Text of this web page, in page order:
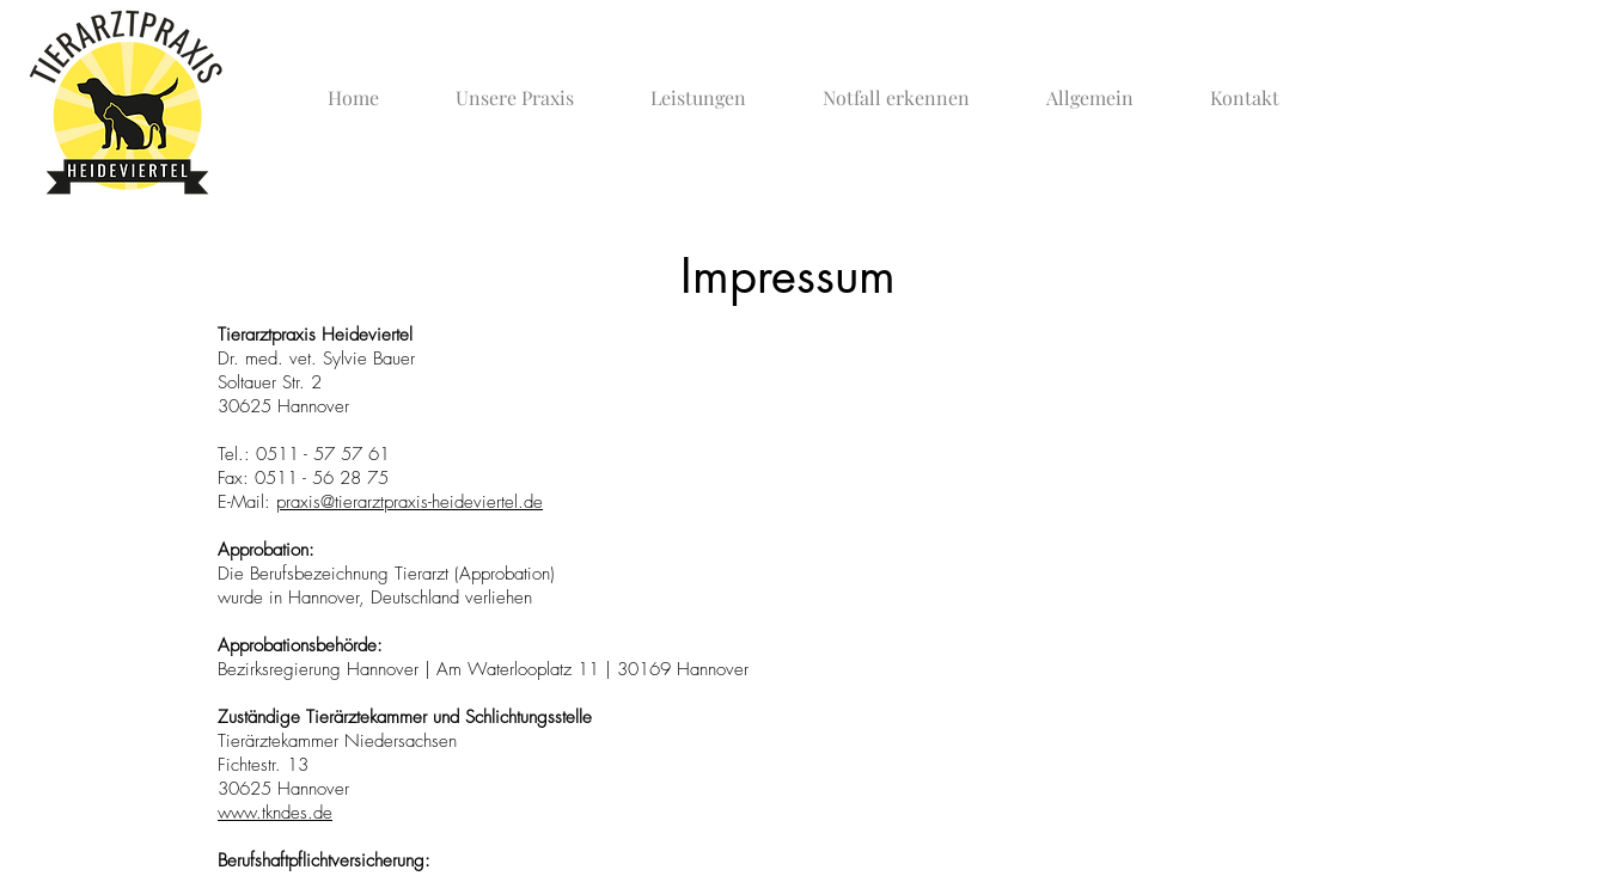
Home Unsere Praxis Leistungen Notfall erkennen Allgemein Kontakt
Impressum
Tierarztpraxis Heideviertel
Dr. med. vet. Sylvie Bauer
Soltauer Str. 2
30625 Hannover
Tel.: 0511 - 57 57 61
Fax: 0511 - 56 28 75
E-Mail: praxis@tierarztpraxis-heideviertel.de
Approbation:
Die Berufsbezeichnung Tierarzt (Approbation)
wurde in Hannover, Deutschland verliehen
Approbationsbehörde:
Bezirksregierung Hannover | Am Waterlooplatz 11 | 30169 Hannover
Zuständige Tierärztekammer und Schlichtungsstelle
Tierärztekammer Niedersachsen
Fichtestr. 13
30625 Hannover
www.tkndes.de
Berufshaftpflichtversicherung: